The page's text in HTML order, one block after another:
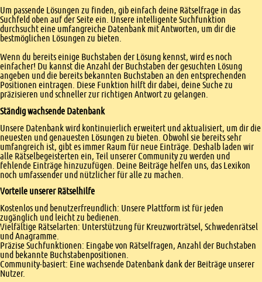
Um passende Lösungen zu finden, gib einfach deine Rätselfrage in das
Suchfeld oben auf der Seite ein. Unsere intelligente Suchfunktion
durchsucht eine umfangreiche Datenbank mit Antworten, um dir die
bestmöglichen Lösungen zu bieten.
Wenn du bereits einige Buchstaben der Lösung kennst, wird es noch
einfacher! Du kannst die Anzahl der Buchstaben der gesuchten Lösung
angeben und die bereits bekannten Buchstaben an den entsprechenden
Positionen eintragen. Diese Funktion hilft dir dabei, deine Suche zu
präzisieren und schneller zur richtigen Antwort zu gelangen.
Ständig wachsende Datenbank
Unsere Datenbank wird kontinuierlich erweitert und aktualisiert, um dir die
neuesten und genauesten Lösungen zu bieten. Obwohl sie bereits sehr
umfangreich ist, gibt es immer Raum für neue Einträge. Deshalb laden wir
alle Rätselbegeisterten ein, Teil unserer Community zu werden und
fehlende Einträge hinzuzufügen. Deine Beiträge helfen uns, das Lexikon
noch umfassender und nützlicher für alle zu machen.
Vorteile unserer Rätselhilfe
Kostenlos und benutzerfreundlich: Unsere Plattform ist für jeden
zugänglich und leicht zu bedienen.
Vielfältige Rätselarten: Unterstützung für Kreuzworträtsel, Schwedenrätsel
und Anagramme.
Präzise Suchfunktionen: Eingabe von Rätselfragen, Anzahl der Buchstaben
und bekannte Buchstabenpositionen.
Community-basiert: Eine wachsende Datenbank dank der Beiträge unserer
Nutzer.